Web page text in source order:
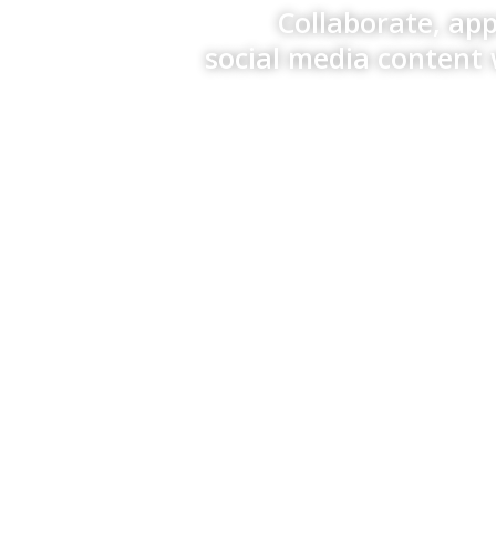
Collaborate,
social media